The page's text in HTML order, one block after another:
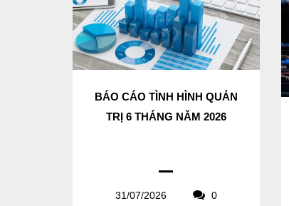
BÁO CÁO TÌNH HÌNH QUẢN
TRỊ 6 THÁNG NĂM 2026
31/07/2026 0